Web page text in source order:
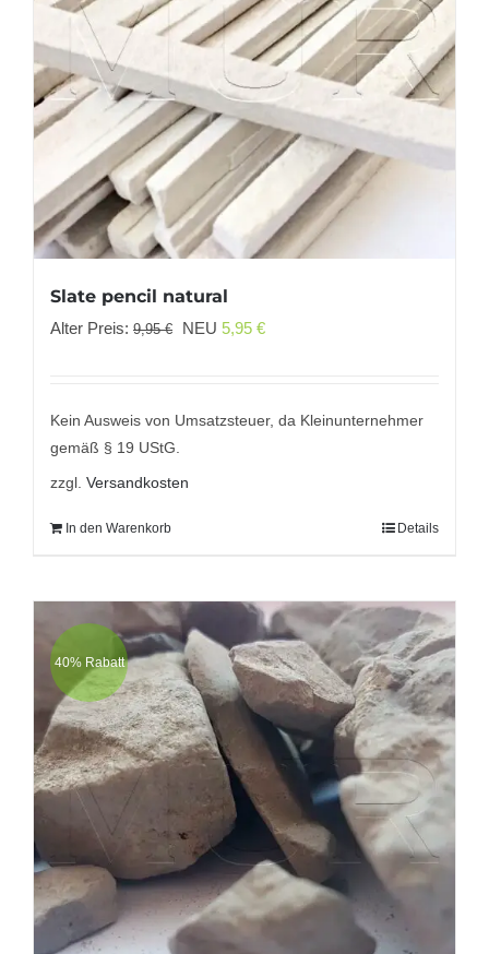
Slate pencil natural
Alter Preis: 9,95€
Ursprünglicher
9,95 €
NEU 5,95 €Aktueller
5,95 €.
Kein Ausweis von Umsatzsteuer, da Kleinunternehmer
gemäß § 19 UStG.
zzgl. Versandkosten
In den Warenkorb Details
40% Rabatt